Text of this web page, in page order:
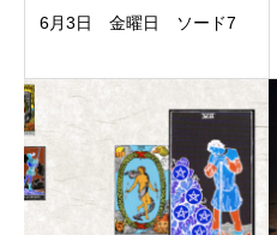
6月3日 金曜日 ソード7